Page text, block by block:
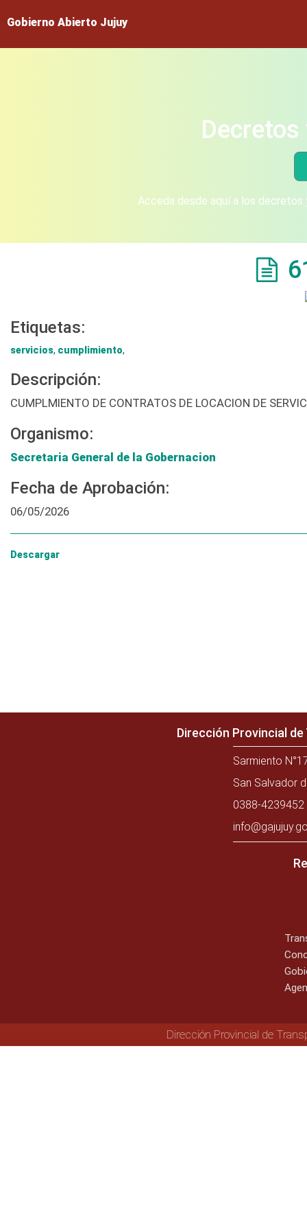
Gobierno Abierto Jujuy
Acceda desde aquí a los
Etiquetas:
servicios, cumplimiento,
Descripción:
CUMPLMIENTO DE CONTRATOS DE LOCACION DE
Organismo:
Secretaria General de la Gobernacion
Fecha de Aprobación:
06/05/2026
Descargar
Dirección Provincial
Sarmiento
San Salvador
0388-
Dirección Provincial de